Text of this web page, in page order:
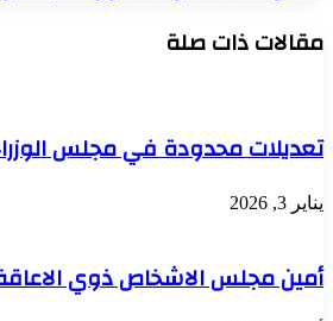
مقالات ذات صلة
تعديلات محدودة في مجلس
يناير 3, 2026
أمين مجلس الاشخاص ذوي الاعاقة